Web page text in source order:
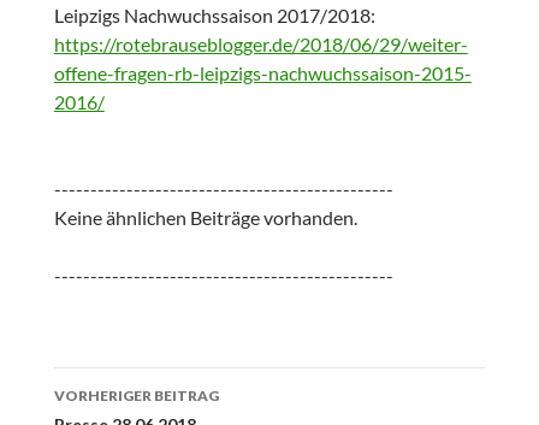
Leipzigs Nachwuchssaison 2017/2018:
https://rotebrauseblogger.de/2018/06/29/weiter-
offene-fragen-rb-leipzigs-nachwuchssaison-2015-
2016/
-----------------------------------------------
Keine ähnlichen Beiträge vorhanden.
-----------------------------------------------
Beitrags-
VORHERIGER BEITRAG